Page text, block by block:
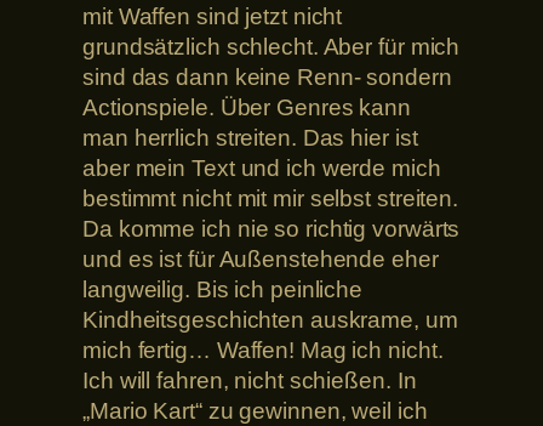
mit Waffen sind jetzt nicht
grundsätzlich schlecht. Aber für mich
sind das dann keine Renn- sondern
Actionspiele. Über Genres kann
man herrlich streiten. Das hier ist
aber mein Text und ich werde mich
bestimmt nicht mit mir selbst streiten.
Da komme ich nie so richtig vorwärts
und es ist für Außenstehende eher
langweilig. Bis ich peinliche
Kindheitsgeschichten auskrame, um
mich fertig… Waffen! Mag ich nicht.
Ich will fahren, nicht schießen. In
„Mario Kart“ zu gewinnen, weil ich